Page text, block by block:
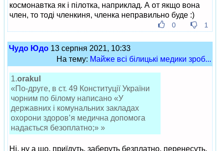
космонавтка як і пілотка, наприклад. А от якщо вона
член, то тоді членкиня, членка неправильно буде :)
0 1
Чудо Юдо 13 серпня 2021, 10:33
На тему: Майже всі білицькі медики зроб...
1.orakul
«По-друге, в ст. 49 Конституції України
чорним по білому написано «У
державних і комунальних закладах
охорони здоров’я медична допомога
надається безоплатно;» »
Ні, ну а шо, приїдуть, заберуть безплатно, перенесуть,